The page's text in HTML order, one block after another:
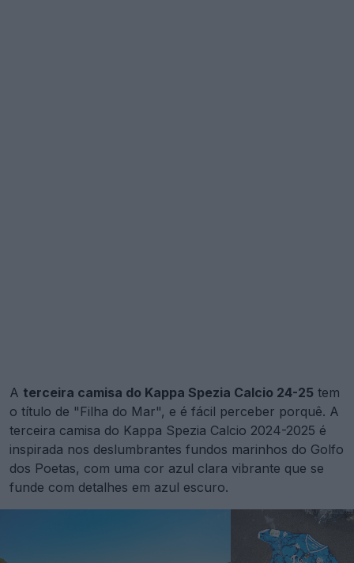
A terceira camisa do Kappa Spezia Calcio 24-25 tem
o título de "Filha do Mar", e é fácil perceber porquê. A
terceira camisa do Kappa Spezia Calcio 2024-2025 é
inspirada nos deslumbrantes fundos marinhos do Golfo
dos Poetas, com uma cor azul clara vibrante que se
funde com detalhes em azul escuro.